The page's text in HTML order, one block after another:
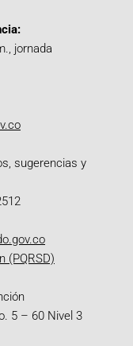
jornada
sugerencias y
(PQRSD)
5 – 60 Nivel 3